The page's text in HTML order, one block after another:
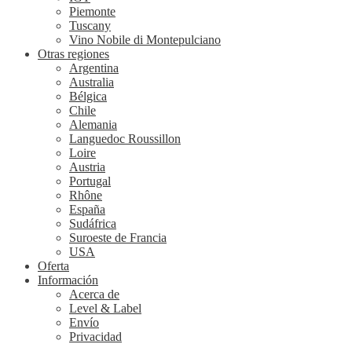
Piemonte
Tuscany
Vino Nobile di Montepulciano
Otras regiones
Argentina
Australia
Bélgica
Chile
Alemania
Languedoc Roussillon
Loire
Austria
Portugal
Rhône
España
Sudáfrica
Suroeste de Francia
USA
Oferta
Información
Acerca de
Level & Label
Envío
Privacidad